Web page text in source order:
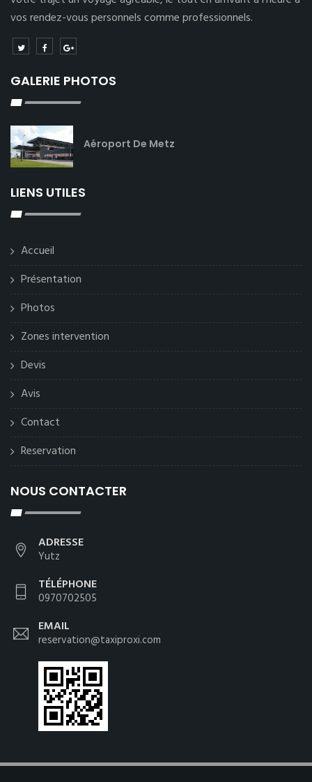
vos rendez-vous personnels comme professionnels.
GALERIE PHOTOS
Aéroport De Metz
LIENS UTILES
Accueil
Présentation
Photos
Zones intervention
Devis
Avis
Contact
Reservation
NOUS CONTACTER
ADRESSE
Yutz
TÉLÉPHONE
0970702505
EMAIL
reservation@taxiproxi.com